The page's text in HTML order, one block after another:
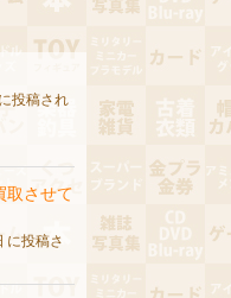
投稿され
取させて
に投稿さ